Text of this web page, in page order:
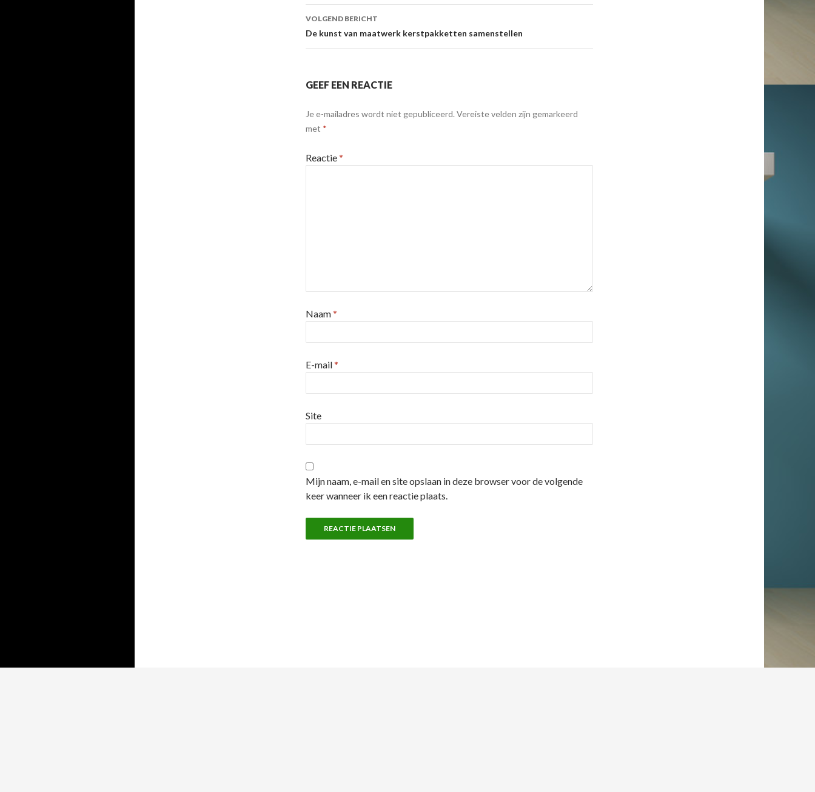
VOLGEND BERICHT
De kunst van maatwerk kerstpakketten samenstellen
GEEF EEN REACTIE
Je e-mailadres wordt niet gepubliceerd. Vereiste velden zijn gemarkeerd
met *
Reactie*
Naam*
E-mail*
Site
Mijn naam, e-mail en site opslaan in deze browser voor de volgende
keer wanneer ik een reactie plaats.